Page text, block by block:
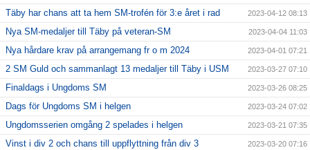
Täby har chans att ta hem SM-trofén för 3:e året i rad 2023-04-12 08:13
Nya SM-medaljer till Täby på veteran-SM 2023-04-04 11:03
Nya hårdare krav på arrangemang fr o m 2024 2023-04-01 07:21
2 SM Guld och sammanlagt 13 medaljer till Täby i USM 2023-03-27 07:10
Finaldags i Ungdoms SM 2023-03-26 08:25
Dags för Ungdoms SM i helgen 2023-03-24 07:02
Ungdomsserien omgång 2 spelades i helgen 2023-03-21 07:35
Vinst i div 2 och chans till uppflyttning från div 3 2023-03-20 07:16